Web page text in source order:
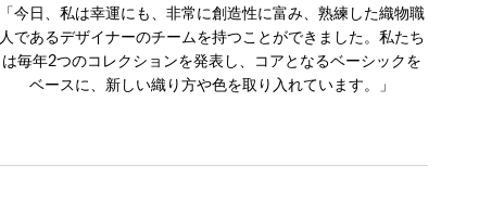
「今日、私は幸運にも、非常に創造性に富み、熟練した織物職
人であるデザイナーのチームを持つことができました。私たち
は毎年2つのコレクションを発表し、コアとなるベーシックを
ベースに、新しい織り方や色を取り入れています。」